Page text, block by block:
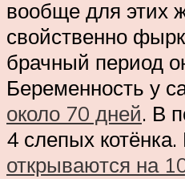
вообще для этих
свойственно
брачный период
Беременность у
около 70 дней. В
4 слепых котёнка.
открываются на